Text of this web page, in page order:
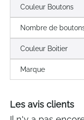
Couleur Boutons
Nombre de
Couleur Boitier
Marque
Les avis clients